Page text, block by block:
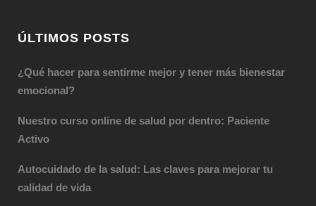
ÚLTIMOS POSTS
¿Qué hacer para sentirme mejor y tener más bienestar
emocional?
Nuestro curso online de salud por dentro: Paciente
Activo
Autocuidado de la salud: Las claves para mejorar tu
calidad de vida